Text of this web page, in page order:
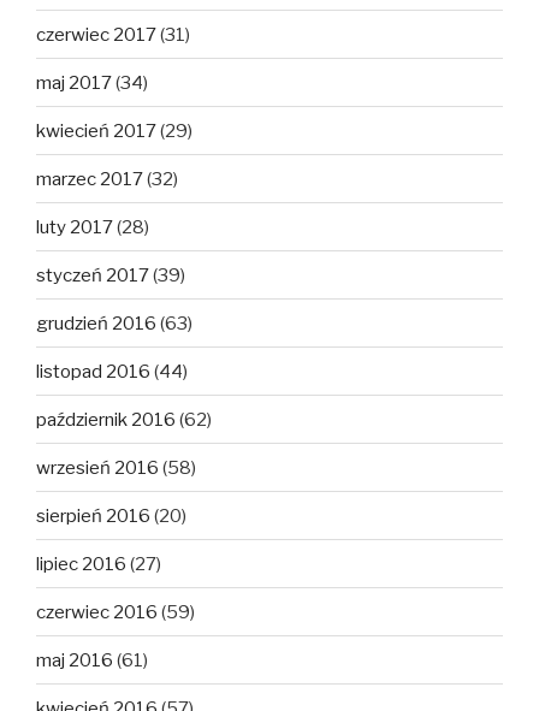
czerwiec 2017(31)
maj 2017(34)
kwiecień 2017(29)
marzec 2017(32)
luty 2017(28)
styczeń 2017(39)
grudzień 2016 (63)
listopad 2016 (44)
październik 2016 (62)
wrzesień 2016 (58)
sierpień 2016 (20)
lipiec 2016 (27)
czerwiec 2016 (59)
maj 2016 (61)